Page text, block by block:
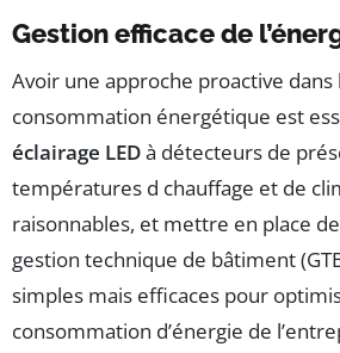
Gestion efficace de
Avoir une approche proactive dans
consommation énergétique est
éclairage LEDà détecteurs de
températures d chauffage et de
raisonnables, et mettre en place
gestion technique de bâtiment
simples mais efficaces pour
consommation d’énergie de